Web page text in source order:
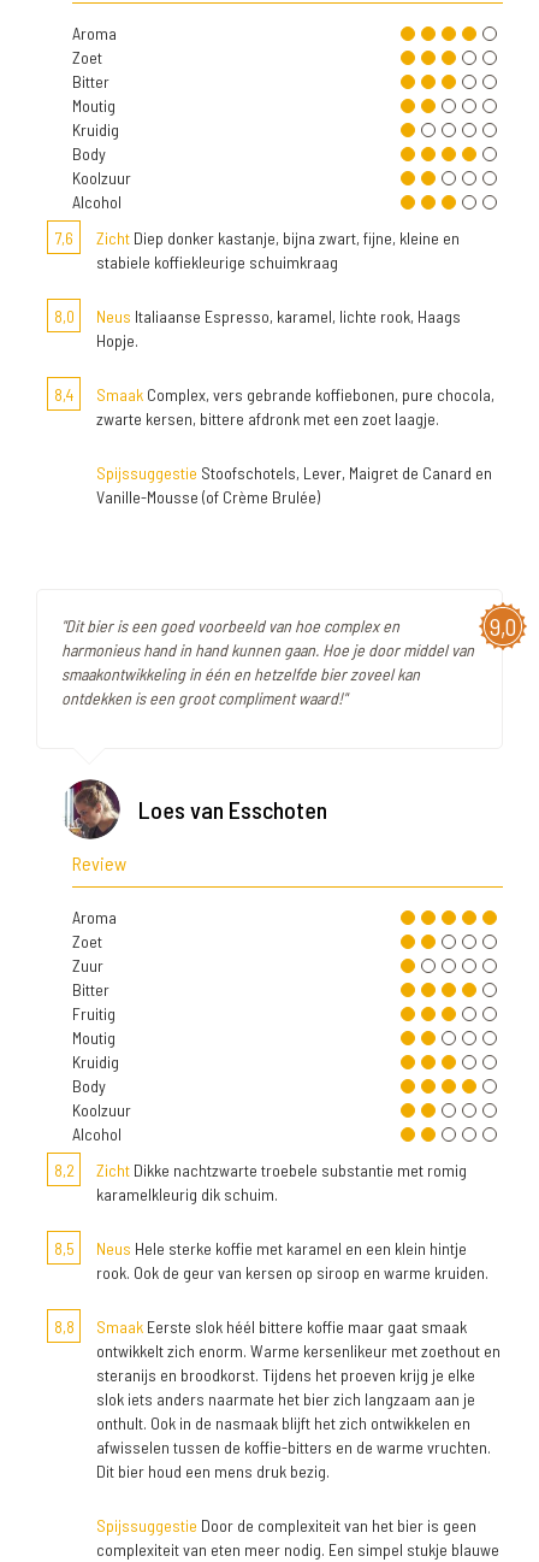
Aroma
Zoet
Bitter
Moutig
Kruidig
Body
Koolzuur
Alcohol
7,6
Zicht Diep donker kastanje, bijna zwart, fijne, kleine en
stabiele koffiekleurige schuimkraag
8,0 Neus Italiaanse Espresso, karamel, lichte rook, Haags
Hopje.
8,4 Smaak Complex, vers gebrande koffiebonen, pure chocola,
zwarte kersen, bittere afdronk met een zoet laagje.
Spijssuggestie Stoofschotels, Lever, Maigret de Canard en
Vanille-Mousse (of Crème Brulée)
9,0
"Dit bier is een goed voorbeeld van hoe complex en
harmonieus hand in hand kunnen gaan. Hoe je door middel van
smaakontwikkeling in één en hetzelfde bier zoveel kan
ontdekken is een groot compliment waard!"
Loes van Esschoten
Review
Aroma
Zoet
Zuur
Bitter
Fruitig
Moutig
Kruidig
Body
Koolzuur
Alcohol
8,2
Zicht Dikke nachtzwarte troebele substantie met romig
karamelkleurig dik schuim.
8,5 Neus Hele sterke koffie met karamel en een klein hintje
rook. Ook de geur van kersen op siroop en warme kruiden.
8,8 Smaak Eerste slok héél bittere koffie maar gaat smaak
ontwikkelt zich enorm. Warme kersenlikeur met zoethout en
steranijs en broodkorst. Tijdens het proeven krijg je elke
slok iets anders naarmate het bier zich langzaam aan je
onthult. Ook in de nasmaak blijft het zich ontwikkelen en
afwisselen tussen de koffie-bitters en de warme vruchten.
Dit bier houd een mens druk bezig.
Spijssuggestie Door de complexiteit van het bier is geen
complexiteit van eten meer nodig. Een simpel stukje blauwe